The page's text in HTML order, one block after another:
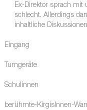
Ex-Direktor sprach mit
schlecht. Allerdings
inhaltliche
Eingang
Turngeräte
Schulinnen
berühmte-KirgisInnen-